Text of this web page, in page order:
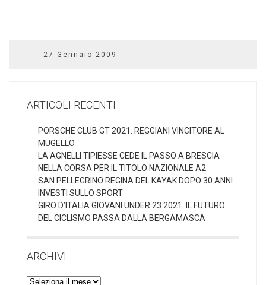
27 Gennaio 2009
ARTICOLI RECENTI
PORSCHE CLUB GT 2021. REGGIANI VINCITORE AL
MUGELLO
LA AGNELLI TIPIESSE CEDE IL PASSO A BRESCIA
NELLA CORSA PER IL TITOLO NAZIONALE A2
SAN PELLEGRINO REGINA DEL KAYAK DOPO 30 ANNI
INVESTI SULLO SPORT
GIRO D’ITALIA GIOVANI UNDER 23 2021: IL FUTURO
DEL CICLISMO PASSA DALLA BERGAMASCA
ARCHIVI
Archivi